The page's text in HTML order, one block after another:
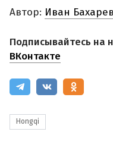
Автор: Иван Бахарев
Подписывайтесь на
ВКонтакте
Hongqi